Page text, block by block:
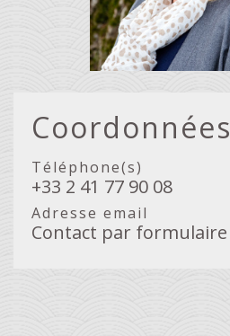
Coordonnées
Téléphone(s)
+33 2 41 77 90 08
Adresse email
Contact par formulaire